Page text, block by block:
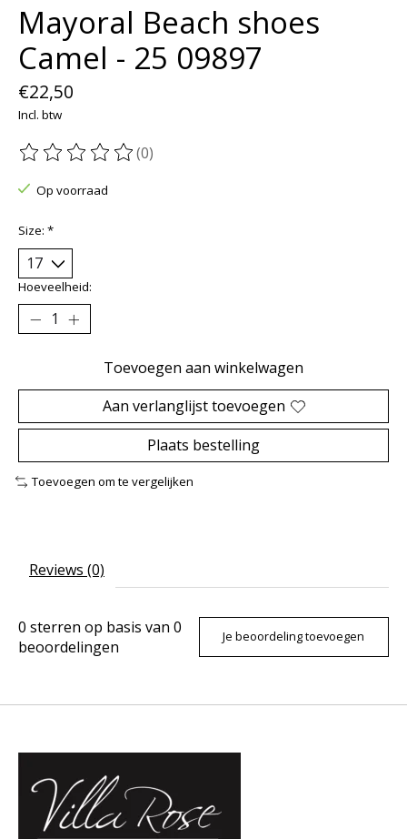
Mayoral Beach shoes
Camel - 25 09897
€22,50
Incl. btw
De beoordeling van dit product is
(0)
Op voorraad
Size: *
Hoeveelheid:
Toevoegen aan winkelwagen
Aan verlanglijst toevoegen
Plaats bestelling
Toevoegen om te vergelijken
Reviews (0)
0 sterren op basis van 0
beoordelingen
Je beoordeling toevoegen